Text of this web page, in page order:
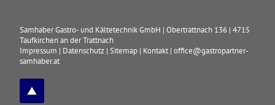
Samhaber Gastro- und Kältetechnik GmbH |Obertrattnach 136 |4715
Taufkirchen an der Trattnach
Impressum | Datenschutz |Sitemap | Kontakt |office@gastropartner-
samhaber.at